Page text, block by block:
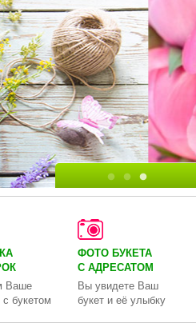
Ваше
с букетом
ФОТО БУКЕТА
С АДРЕСАТОМ
Вы увидете Ваш
букет и её улыбку